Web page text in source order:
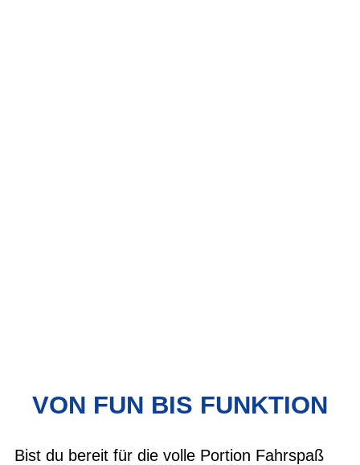
VON FUN BIS FUNKTION
Bist du bereit für die volle Portion Fahrspaß